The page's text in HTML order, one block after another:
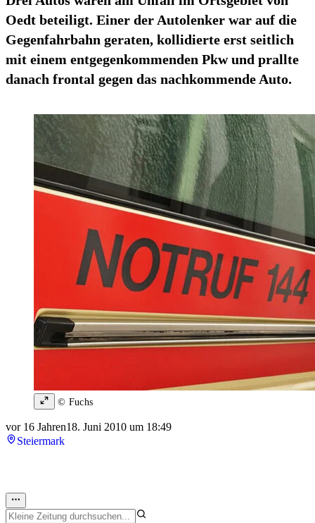
Oedt beteiligt. Einer der Autolenker war auf die
Gegenfahrbahn geraten, kollidierte erst seitlich
mit einem entgegenkommenden Pkw und prallte
danach frontal gegen das nachkommende Auto.
© Fuchs
vor 16 Jahren18. Juni 2010 um 18:49
Steiermark